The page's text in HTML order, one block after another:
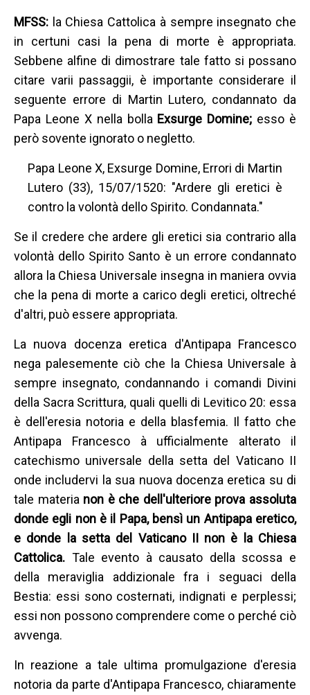
MFSS: la Chiesa Cattolica à sempre insegnato che
in certuni casi la pena di morte è appropriata.
Sebbene alfine di dimostrare tale fatto si possano
citare varii passaggii, è importante considerare il
seguente errore di Martin Lutero, condannato da
Papa Leone X nella bolla Exsurge Domine; esso è
però sovente ignorato o negletto.
Papa Leone X, Exsurge Domine, Errori di Martin
Lutero (33), 15/07/1520: "Ardere gli eretici è
contro la volontà dello Spirito. Condannata."
Se il credere che ardere gli eretici sia contrario alla
volontà dello Spirito Santo è un errore condannato
allora la Chiesa Universale insegna in maniera ovvia
che la pena di morte a carico degli eretici, oltreché
d'altri, può essere appropriata.
La nuova docenza eretica d'Antipapa Francesco
nega palesemente ciò che la Chiesa Universale à
sempre insegnato, condannando i comandi Divini
della Sacra Scrittura, quali quelli di Levitico 20: essa
è dell'eresia notoria e della blasfemia. Il fatto che
Antipapa Francesco à ufficialmente alterato il
catechismo universale della setta del Vaticano II
onde includervi la sua nuova docenza eretica su di
tale materia non è che dell'ulteriore prova assoluta
donde egli non è il Papa, bensì un Antipapa eretico,
e donde la setta del Vaticano II non è la Chiesa
Cattolica. Tale evento à causato della scossa e
della meraviglia addizionale fra i seguaci della
Bestia: essi sono costernati, indignati e perplessi;
essi non possono comprendere come o perché ciò
avvenga.
In reazione a tale ultima promulgazione d'eresia
notoria da parte d'Antipapa Francesco, chiaramente